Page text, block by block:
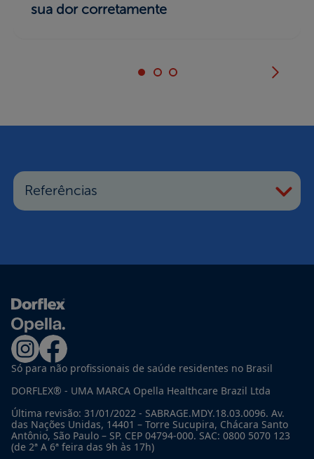
sua dor corretamente
Referências
Só para não profissionais de saúde residentes no Brasil
DORFLEX® - UMA MARCA Opella Healthcare Brazil Ltda
Última revisão: 31/01/2022 - SABRAGE.MDY.18.03.0096. Av.
das Nações Unidas, 14401 – Torre Sucupira, Chácara Santo
Antônio, São Paulo – SP. CEP 04794-000. SAC: 0800 5070 123
(de 2ª A 6ª feira das 9h às 17h)